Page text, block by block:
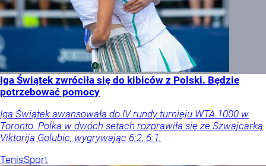
Iga Świątek zwróciła się do kibiców z Polski. Będzie
potrzebować pomocy
Iga Świątek awansowała do IV rundy turnieju WTA 1000 w
Toronto. Polka w dwóch setach rozprawiła się ze Szwajcarką
Viktorija Golubic, wygrywając 6:2, 6:1.
TenisSport